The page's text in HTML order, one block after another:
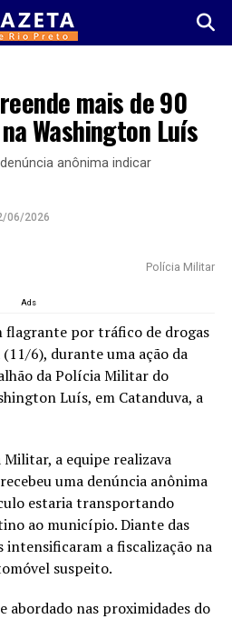
mais de 90
Washington Luís
anônima indicar
06/2026
Polícia Militar
Ads
flagrante por tráfico de drogas
6), durante uma ação da
da Polícia Militar do
Luís, em Catanduva, a
a equipe realizava
uma denúncia anônima
estaria transportando
ao município. Diante das
intensificaram a fiscalização na
suspeito.
abordado nas proximidades do